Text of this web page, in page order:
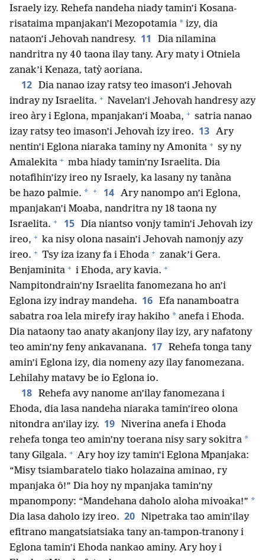
Israely izy. Rehefa nandeha niady tamin’i Kosana-
risataima mpanjakan’i Mezopotamia * izy, dia
nataon’i Jehovah nandresy. 11
Dia nilamina
nandritra ny 40 taona ilay tany. Ary maty i Otniela
zanak’i Kenaza, tatỳ aoriana.
12 Dia nanao izay ratsy teo imason’i Jehovah
indray ny Israelita. + Navelan’i Jehovah handresy azy
ireo àry i Eglona, mpanjakan’i Moaba, + satria nanao
izay ratsy teo imason’i Jehovah izy ireo. 13 Ary
nentin’i Eglona niaraka taminy ny Amonita + sy ny
Amalekita + mba hiady tamin’ny Israelita. Dia
notafihin’izy ireo ny Israely, ka lasany ny tanàna
be hazo palmie. * + 14 Ary nanompo an’i Eglona,
mpanjakan’i Moaba, nandritra ny 18 taona ny
Israelita. + 15 Dia niantso vonjy tamin’i Jehovah izy
ireo, + ka nisy olona nasain’i Jehovah namonjy azy
ireo. + Tsy iza izany fa i Ehoda + zanak’i Gera.
Benjaminita + i Ehoda, ary kavia. +
Nampitondrain’ny Israelita fanomezana ho an’i
Eglona izy indray mandeha. 16 Efa nanamboatra
sabatra roa lela mirefy iray hakiho * anefa i Ehoda.
Dia nataony tao anaty akanjony ilay izy, ary nafatony
teo amin’ny feny ankavanana. 17 Rehefa tonga tany
amin’i Eglona izy, dia nomeny azy ilay fanomezana.
Lehilahy matavy be io Eglona io.
18 Rehefa avy nanome an’ilay fanomezana i
Ehoda, dia lasa nandeha niaraka tamin’ireo olona
nitondra an’ilay izy. 19 Niverina anefa i Ehoda
rehefa tonga teo amin’ny toerana nisy sary sokitra *
tany Gilgala. + Ary hoy izy tamin’i Eglona Mpanjaka:
“Misy tsiambaratelo tiako holazaina aminao, ry
mpanjaka ô!” Dia hoy ny mpanjaka tamin’ny
mpanompony: “Mandehana daholo aloha mivoaka!” *
Dia lasa daholo izy ireo. 20 Nipetraka tao amin’ilay
efitrano mangatsiatsiaka tany an-tampon-tranony i
Eglona tamin’i Ehoda nankao aminy. Ary hoy i